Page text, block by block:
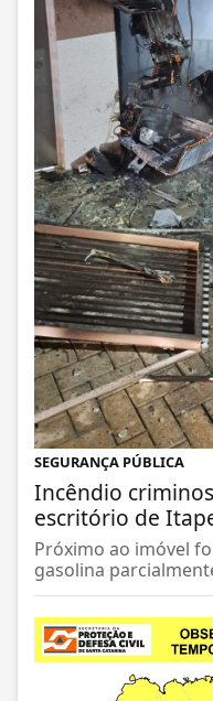
SEGURANÇA PÚBLICA
Incêndio
escritório de
Próximo ao imóvel
gasolina